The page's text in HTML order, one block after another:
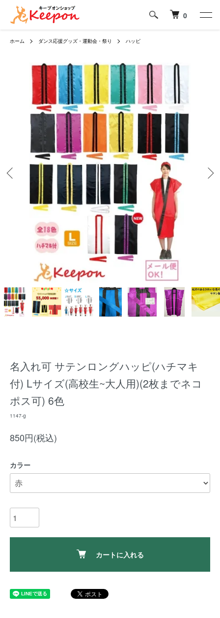
0
ホーム ダンス応援グッズ・運動会・祭り ハッピ
名入れ可 サテンロングハッピ(ハチマキ
付) Lサイズ(高校生~大人用)(2枚までネコ
ポス可) 6色
1147-g
850円(税込)
カラー
カートに入れる